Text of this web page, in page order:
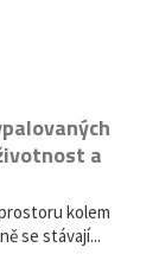
a
kolem
se stávají...